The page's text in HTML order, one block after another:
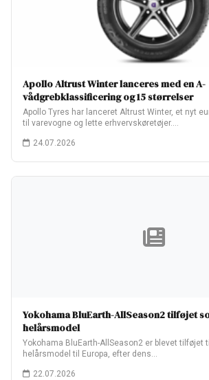
Apollo Altrust Winter lanceres med en A-
vådgrebklassificering og 15 størrelser
Apollo Tyres har lanceret Altrust Winter, et nyt
til varevogne og lette erhvervskøretøjer.…
24.07.2026
Yokohama BluEarth-AllSeason2 tilføjet
helårsmodel
Yokohama BluEarth-AllSeason2 er blevet tilføjet
helårsmodel til Europa, efter dens…
22.07.2026